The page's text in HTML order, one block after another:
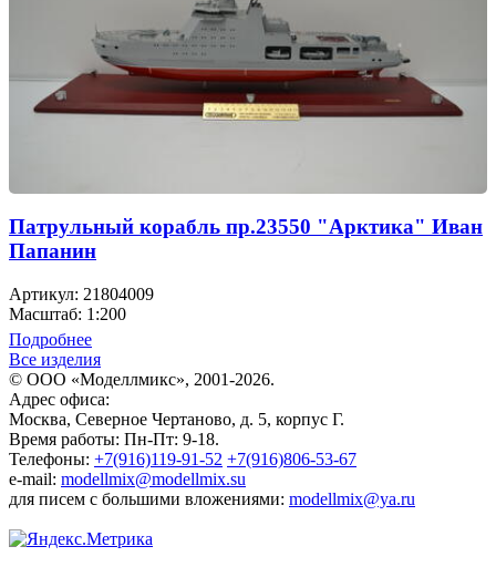
Патрульный корабль пр.23550 "Арктика" Иван
Папанин
Артикул: 21804009
Масштаб: 1:200
Подробнее
Все изделия
© ООО «Моделлмикс», 2001-2026.
Адрес офиса:
Москва, Северное Чертаново, д. 5, корпус Г.
Время работы: Пн-Пт: 9-18.
Телефоны: +7(916)119-91-52 +7(916)806-53-67
e-mail: modellmix@modellmix.su
для писем с большими вложениями: modellmix@ya.ru